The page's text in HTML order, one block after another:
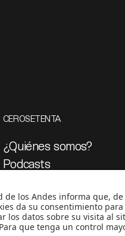
CEROSETENTA
¿Quiénes somos?
Podcasts
Proyectos 070